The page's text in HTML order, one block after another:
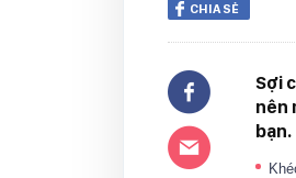
CHIA SẺ
Sợi
nên
bạn.